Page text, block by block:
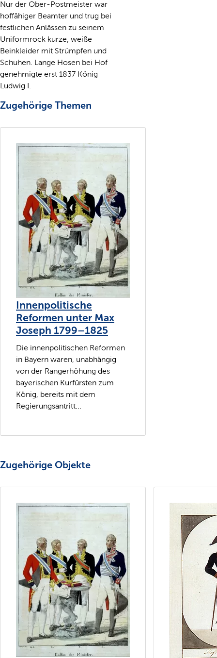
Nur der Ober-Postmeister war
hoffähiger Beamter und trug bei
festlichen Anlässen zu seinem
Uniformrock kurze, weiße
Beinkleider mit Strümpfen und
Schuhen. Lange Hosen bei Hof
genehmigte erst 1837 König
Ludwig I.
Zugehörige Themen
Innenpolitische
Reformen unter Max
Joseph 1799–1825
Die innenpolitischen Reformen
in Bayern waren, unabhängig
von der Rangerhöhung des
bayerischen Kurfürsten zum
König, bereits mit dem
Regierungsantritt...
Zugehörige Objekte